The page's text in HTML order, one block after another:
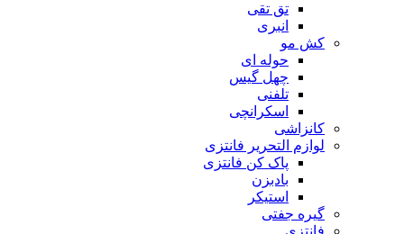
تق تقی
انبری
کش مو
حوله ای
چهل گیس
تلفنی
اسکرانچی
کانزاشی
لوازم التحریر فانتزی
پاک کن فانتزی
بادبزن
استیکر
گیره جفتی
فانتزی